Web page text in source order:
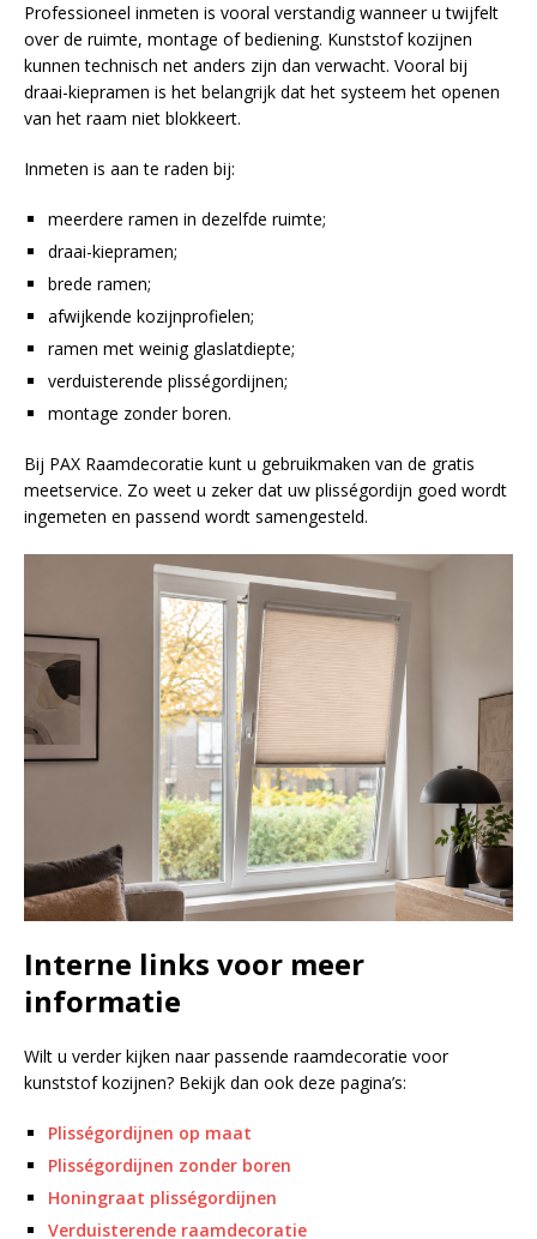
Professioneel inmeten is vooral verstandig wanneer u twijfelt
over de ruimte, montage of bediening. Kunststof kozijnen
kunnen technisch net anders zijn dan verwacht. Vooral bij
draai-kiepramen is het belangrijk dat het systeem het openen
van het raam niet blokkeert.
Inmeten is aan te raden bij:
meerdere ramen in dezelfde ruimte;
draai-kiepramen;
brede ramen;
afwijkende kozijnprofielen;
ramen met weinig glaslatdiepte;
verduisterende plisségordijnen;
montage zonder boren.
Bij PAX Raamdecoratie kunt u gebruikmaken van de gratis
meetservice. Zo weet u zeker dat uw plisségordijn goed wordt
ingemeten en passend wordt samengesteld.
Interne links voor meer
informatie
Wilt u verder kijken naar passende raamdecoratie voor
kunststof kozijnen? Bekijk dan ook deze pagina’s:
Plisségordijnen op maat
Plisségordijnen zonder boren
Honingraat plisségordijnen
Verduisterende raamdecoratie